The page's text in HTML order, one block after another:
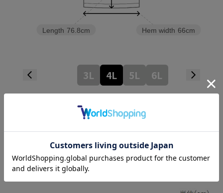
Hem width 66cm
Length 76.8cm
3L 4L 5L 6L
Check the recommended size